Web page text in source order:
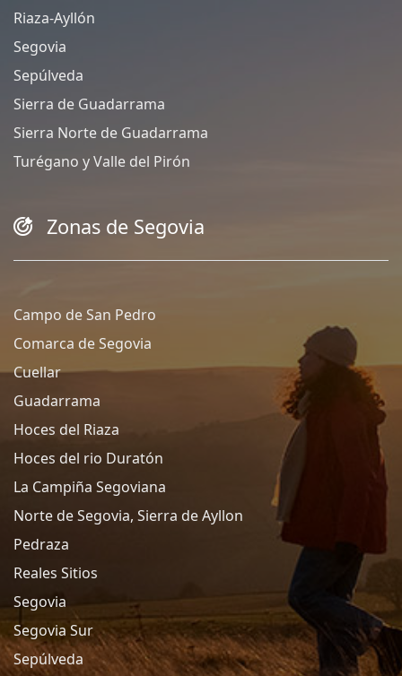
Riaza-Ayllón
Segovia
Sepúlveda
Sierra de Guadarrama
Sierra Norte de Guadarrama
Turégano y Valle del Pirón
Zonas de Segovia
Campo de San Pedro
Comarca de Segovia
Cuellar
Guadarrama
Hoces del Riaza
Hoces del rio Duratón
La Campiña Segoviana
Norte de Segovia, Sierra de Ayllon
Pedraza
Reales Sitios
Segovia
Segovia Sur
Sepúlveda